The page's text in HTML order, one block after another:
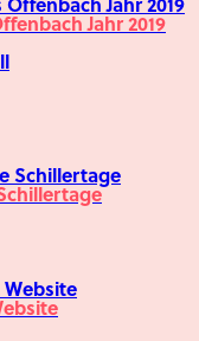
Jahr 2019